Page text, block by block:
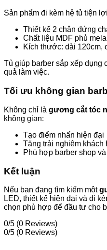
Sản phẩm đi kèm hệ tủ tiện
Thiết kế 2 chân đứng
Chất liệu MDF phủ
Kích thước: dài 120cm,
Tủ giúp barber sắp xếp dụng
quả làm việc.
Tối ưu không gian
Không chỉ là gương cắt tóc
không gian:
Tạo điểm nhấn hiện đại
Tăng trải nghiệm khách
Phù hợp barber shop
Kết luận
Nếu bạn đang tìm kiếm một
LED, thiết kế hiện đại và đi
chọn phù hợp để đầu tư cho
0/5 (0 Reviews)
0/5 (0 Reviews)